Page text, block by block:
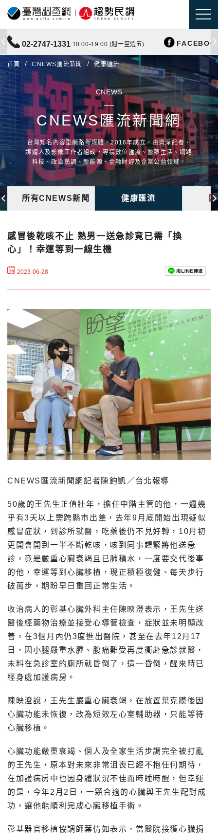
02-2747-1331 10:00-19:00 (週一至週五)
首頁 CNEWS匯流新聞 健康匯流
CNEWS
CNEWS匯流新聞網
台灣知名內容型網路新媒體，2016年成立，由資深記者、
媒體人及影像工作者組成，專精數位匯流、醫藥生活、網路
科技、政治民調、新能源、金融財經及企業公益領域。
所有CNEWS新聞 健康匯流
感冒後乾咳不止 熟男一送急診竟已需「換
心」！幸運等到一線生機
2023-06-28
CNEWS匯流新聞網記者陳鈞凱／台北報導
50歲的王先生正值壯年，擔任中階主管的他，一週幾
乎有3天以上需跨縣市出差，去年9月底開始出現疑似
感冒症狀，到診所就醫，吃藥後仍不見好轉，10月初
更開會開到一半不斷乾咳，咳到同事趕緊將他送急
診，竟是嚴重心臟衰竭且已肺積水，一度要交代後事
的他，幸運等到心臟移植，現正積極復健、每天步行
破萬步，期盼早日重回正常生活。
收治病人的彰基心臟外科主任陳映澄表示，王先生送
醫後經藥物治療並接受心導管檢查，症狀並未明顯改
善，在3個月內仍3度進出醫院，甚至在去年12月17
日，因小腿嚴重水腫、腹痛難受再度衝赴急診就醫，
未料在急診室的廁所就昏倒了，這一昏倒，醒來時已
經身處加護病房。
陳映澄說，王先生嚴重心臟衰竭，在放置葉克膜後因
心臟功能未恢復，改為短效左心室輔助器，只能等待
心臟移植。
心臟功能嚴重衰竭、個人及全家生活步調完全被打亂
的王先生，原本對未來非常沮喪已經不抱任何期待，
在加護病房中也因身體狀況不佳而時睡時醒，但幸運
的是，今年2月2日，一顆合適的心臟與王先生配對成
功，讓他能順利完成心臟移植手術。
彰基器官移植協調師葉倩如表示，當醫院接獲心臟捐